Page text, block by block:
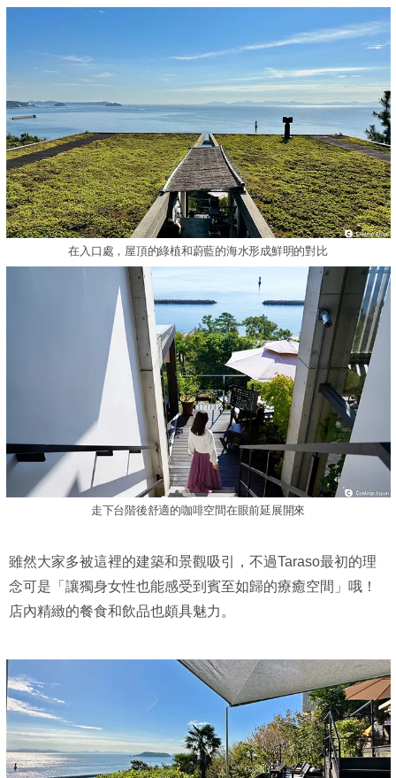
在入口處，屋頂的綠植和蔚藍的海水形成鮮明的對比
走下台階後舒適的咖啡空間在眼前延展開來
雖然大家多被這裡的建築和景觀吸引，不過Taraso最初的理
念可是「讓獨身女性也能感受到賓至如歸的療癒空間」哦！
店內精緻的餐食和飲品也頗具魅力。